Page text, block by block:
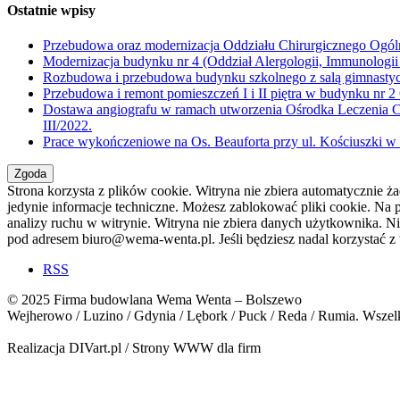
Ostatnie wpisy
Przebudowa oraz modernizacja Oddziału Chirurgicznego
Modernizacja budynku nr 4 (Oddział Alergologii,
Rozbudowa i przebudowa budynku szkolnego z salą
Przebudowa i remont pomieszczeń I i II piętra w budynku nr
Dostawa angiografu w ramach utworzenia Ośrodka Leczenia
III/2022.
Prace wykończeniowe na Os. Beauforta przy ul. Kościuszki
Strona korzysta z plików cookie. Witryna nie zbiera automatycznie
jedynie informacje techniczne. Możesz zablokować pliki cookie. Na
analizy ruchu w witrynie. Witryna nie zbiera danych użytkownika.
pod adresem biuro@wema-wenta.pl. Jeśli będziesz nadal korzystać
RSS
© 2025 Firma budowlana Wema Wenta – Bolszewo
Wejherowo / Luzino / Gdynia / Lębork / Puck / Reda / Rumia.
Realizacja DIVart.pl / Strony WWW dla firm